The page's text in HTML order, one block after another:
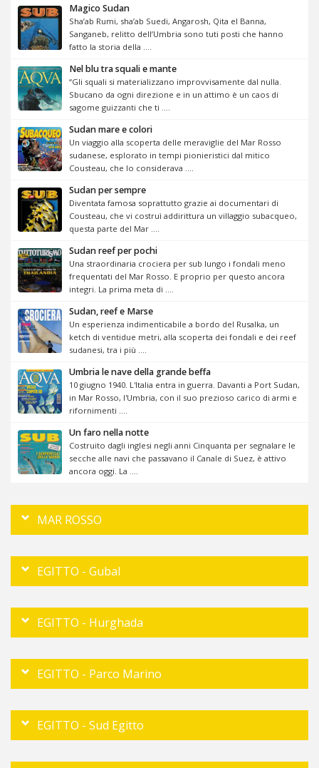
Magico Sudan
Sha’ab Rumi, sha’ab Suedi, Angarosh, Qita el Banna,
Sanganeb, relitto dell’Umbria sono tuti posti che hanno
fatto la storia della ....
Nel blu tra squali e mante
“Gli squali si materializzano improvvisamente dal nulla.
Sbucano da ogni direzione e in un attimo è un caos di
sagome guizzanti che ti ....
Sudan mare e colori
Un viaggio alla scoperta delle meraviglie del Mar Rosso
sudanese, esplorato in tempi pionieristici dal mitico
Cousteau, che lo considerava ....
Sudan per sempre
Diventata famosa soprattutto grazie ai documentari di
Cousteau, che vi costruì addirittura un villaggio subacqueo,
questa parte del Mar ....
Sudan reef per pochi
Una straordinaria crociera per sub lungo i fondali meno
frequentati del Mar Rosso. E proprio per questo ancora
integri. La prima meta di ....
Sudan, reef e Marse
Un esperienza indimenticabile a bordo del Rusalka, un
ketch di ventidue metri, alla scoperta dei fondali e dei reef
sudanesi, tra i più ....
Umbria le nave della grande beffa
10 giugno 1940. L'Italia entra in guerra. Davanti a Port Sudan,
in Mar Rosso, l'Umbria, con il suo prezioso carico di armi e
rifornimenti ....
Un faro nella notte
Costruito dagli inglesi negli anni Cinquanta per segnalare le
secche alle navi che passavano il Canale di Suez, è attivo
ancora oggi. La ....
MAR ROSSO
EGITTO - Gubal
EGITTO - Hurghada
EGITTO - Parco Marino
EGITTO - Sud Egitto